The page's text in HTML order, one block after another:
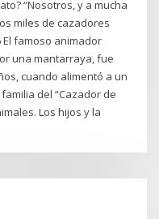
“Nosotros, y a mucha
miles de cazadores
famoso animador
una mantarraya, fue
cuando alimentó a un
del “Cazador de
Los hijos y la